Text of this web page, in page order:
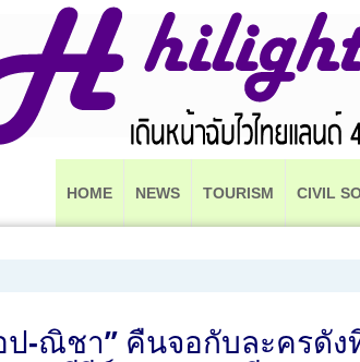
HOME NEWS TOURISM CIVIL
ป-ณิชา” คืนจอกับละครดัง